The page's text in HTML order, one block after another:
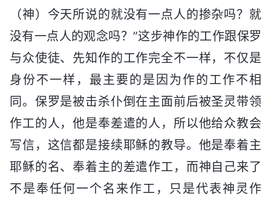
（神）今天所说的就没有一点人的掺杂吗？就
没有一点人的观念吗？”这步神作的工作跟保罗
与众使徒、先知作的工作完全不一样，不仅是
身份不一样，最主要的是因为作的工作不相
同。保罗是被击杀仆倒在主面前后被圣灵带领
作工的人，他是奉差遣的人，所以他给众教会
写信，这信都是接续耶稣的教导。他是奉着主
耶稣的名、奉着主的差遣作工，而神自己来了
不是奉任何一个名来作工，只是代表神灵作